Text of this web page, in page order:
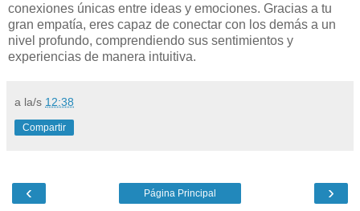
conexiones únicas entre ideas y emociones. Gracias a tu
gran empatía, eres capaz de conectar con los demás a un
nivel profundo, comprendiendo sus sentimientos y
experiencias de manera intuitiva.
a la/s 12:38
Compartir
‹ ›
Página Principal